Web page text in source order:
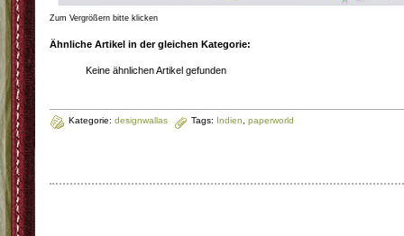
Zum Vergrößern bitte klicken
Ähnliche Artikel in der gleichen Kategorie:
Keine ähnlichen Artikel gefunden
Kategorie: designwallas Tags: Indien paperworld